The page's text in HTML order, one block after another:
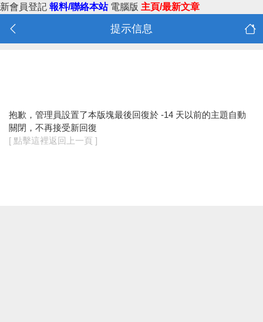
新會員登記 報料/聯絡本站 電腦版 主頁/最新文章
提示信息
抱歉，管理員設置了本版塊最後回復於 -14 天以前的主題自動
關閉，不再接受新回復
[ 點擊這裡返回上一頁 ]